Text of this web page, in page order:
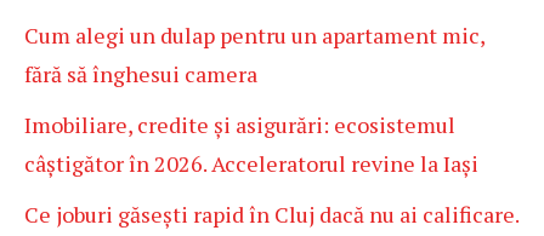
Cum alegi un dulap pentru un apartament mic,
fără să înghesui camera
Imobiliare, credite și asigurări: ecosistemul
câștigător în 2026. Acceleratorul revine la Iași
Ce joburi găsești rapid în Cluj dacă nu ai calificare.